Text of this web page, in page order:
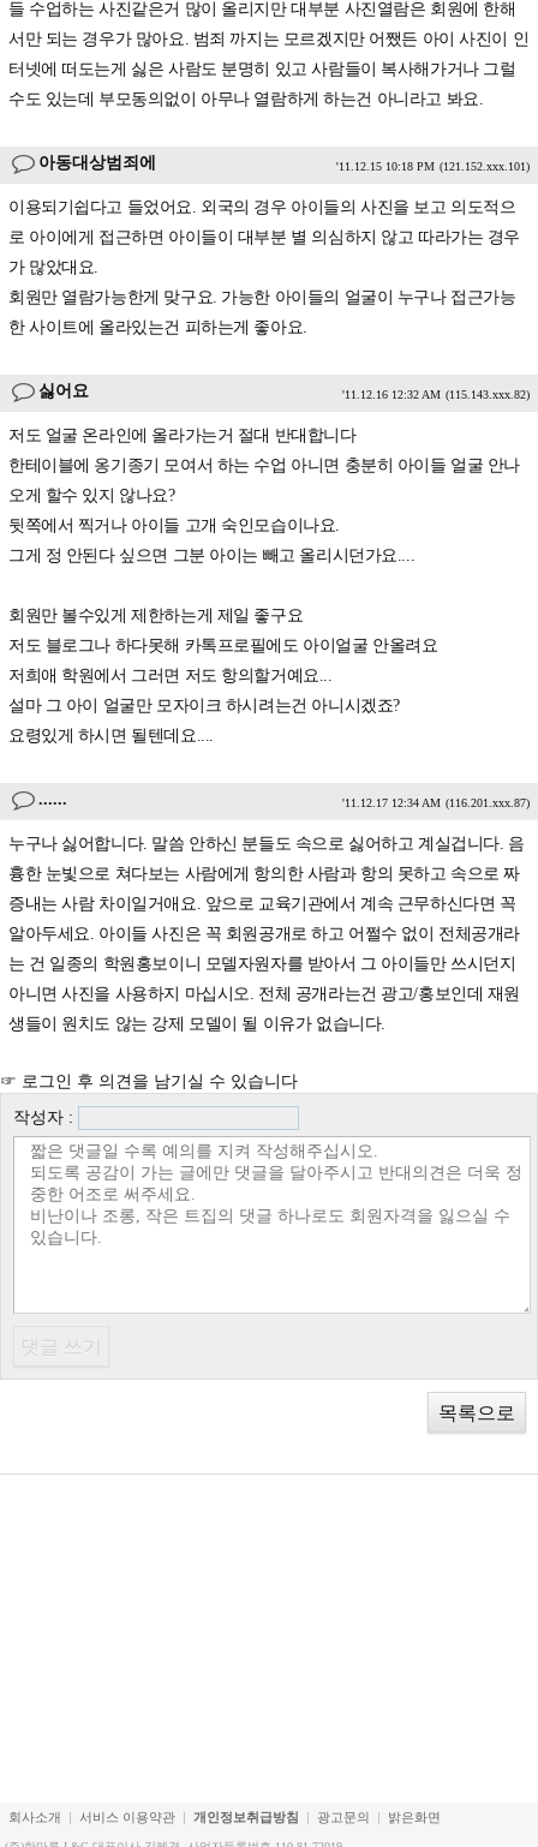
들 수업하는 사진같은거 많이 올리지만 대부분 사진열람은 회원에 한해
서만 되는 경우가 많아요. 범죄 까지는 모르겠지만 어쨌든 아이 사진이 인
터넷에 떠도는게 싫은 사람도 분명히 있고 사람들이 복사해가거나 그럴
수도 있는데 부모동의없이 아무나 열람하게 하는건 아니라고 봐요.
아동대상범죄에 '11.12.15 10:18 PM (121.152.xxx.101)
이용되기쉽다고 들었어요. 외국의 경우 아이들의 사진을 보고 의도적으
로 아이에게 접근하면 아이들이 대부분 별 의심하지 않고 따라가는 경우
가 많았대요.
회원만 열람가능한게 맞구요. 가능한 아이들의 얼굴이 누구나 접근가능
한 사이트에 올라있는건 피하는게 좋아요.
싫어요 '11.12.16 12:32 AM (115.143.xxx.82)
저도 얼굴 온라인에 올라가는거 절대 반대합니다
한테이블에 옹기종기 모여서 하는 수업 아니면 충분히 아이들 얼굴 안나
오게 할수 있지 않나요?
뒷쪽에서 찍거나 아이들 고개 숙인모습이나요.
그게 정 안된다 싶으면 그분 아이는 빼고 올리시던가요....
회원만 볼수있게 제한하는게 제일 좋구요
저도 블로그나 하다못해 카톡프로필에도 아이얼굴 안올려요
저희애 학원에서 그러면 저도 항의할거예요...
설마 그 아이 얼굴만 모자이크 하시려는건 아니시겠죠?
요령있게 하시면 될텐데요....
...... '11.12.17 12:34 AM (116.201.xxx.87)
누구나 싫어합니다. 말씀 안하신 분들도 속으로 싫어하고 계실겁니다. 음
흉한 눈빛으로 쳐다보는 사람에게 항의한 사람과 항의 못하고 속으로 짜
증내는 사람 차이일거애요. 앞으로 교육기관에서 계속 근무하신다면 꼭
알아두세요. 아이들 사진은 꼭 회원공개로 하고 어쩔수 없이 전체공개라
는 건 일종의 학원홍보이니 모델자원자를 받아서 그 아이들만 쓰시던지
아니면 사진을 사용하지 마십시오. 전체 공개라는건 광고/홍보인데 재원
생들이 원치도 않는 강제 모델이 될 이유가 없습니다.
☞ 로그인 후 의견을 남기실 수 있습니다
작성자 :
목록으로
회사소개 서비스 이용약관 개인정보취급방침 광고문의 밝은화면